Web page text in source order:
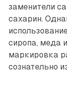
заменители
сахарин.
сиропа, меда
маркировка
сознательно